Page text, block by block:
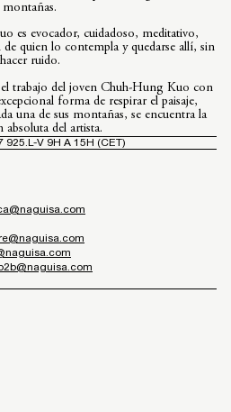
montañas.
es evocador, cuidadoso, meditativo,
quien lo contempla y quedarse allí, sin
hacer ruido.
trabajo del joven Chuh-Hung Kuo con
forma de respirar el paisaje,
una de sus montañas, se encuentra la
absoluta del artista.
925. L-V 9H A 15H (CET)